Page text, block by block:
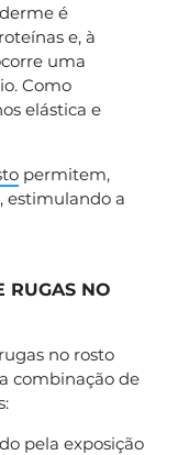
é
e, à
uma
Como
elástica e
permitem,
estimulando a
RUGAS NO
no rosto
combinação de
pela exposição